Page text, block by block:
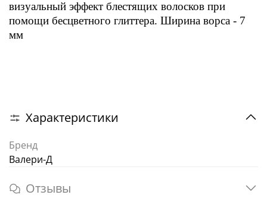
визуальный эффект блестящих волосков при
помощи бесцветного глиттера. Ширина ворса - 7
мм
Характеристики
Бренд
Валери-Д
Отзывы